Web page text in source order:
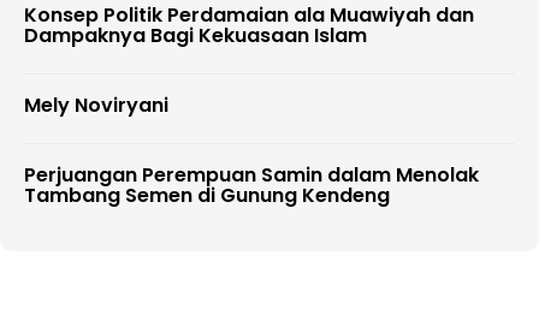
Konsep Politik Perdamaian ala Muawiyah dan
Dampaknya Bagi Kekuasaan Islam
Mely Noviryani
Perjuangan Perempuan Samin dalam Menolak
Tambang Semen di Gunung Kendeng